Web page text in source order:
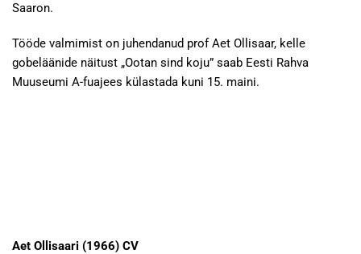
Saaron.
Tööde valmimist on juhendanud prof Aet Ollisaar, kelle
gobeläänide näitust „Ootan sind koju” saab Eesti Rahva
Muuseumi A-fuajees külastada kuni 15. maini.
Aet Ollisaari (1966) CV